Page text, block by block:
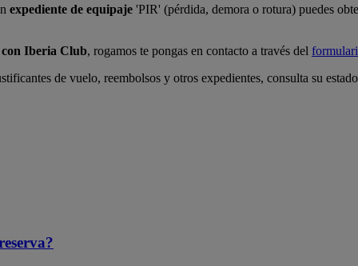
expediente de equipaje 'PIR' (pérdida, demora o rotura) puedes
con Iberia Club, rogamos te pongas en contacto a través del
de vuelo, reembolsos y otros expedientes, consulta su